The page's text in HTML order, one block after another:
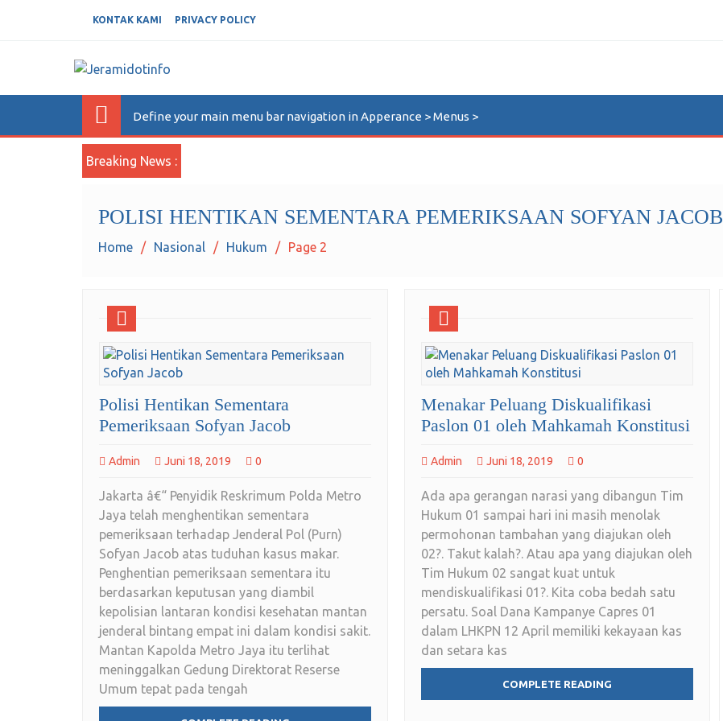
KONTAK KAMI PRIVACY POLICY
Define your main menu bar navigation in Apperance > Menus >
Breaking News :
POLISI HENTIKAN SEMENTARA PEMERIKSAAN SOFYAN JACOB
Home Nasional Hukum Page 2
Polisi Hentikan Sementara
Pemeriksaan Sofyan Jacob
Admin Juni 18, 2019 0
Jakarta â€“ Penyidik Reskrimum Polda Metro
Jaya telah menghentikan sementara
pemeriksaan terhadap Jenderal Pol (Purn)
Sofyan Jacob atas tuduhan kasus makar.
Penghentian pemeriksaan sementara itu
berdasarkan keputusan yang diambil
kepolisian lantaran kondisi kesehatan mantan
jenderal bintang empat ini dalam kondisi sakit.
Mantan Kapolda Metro Jaya itu terlihat
meninggalkan Gedung Direktorat Reserse
Umum tepat pada tengah
Menakar Peluang Diskualifikasi
Paslon 01 oleh Mahkamah Konstitusi
Admin Juni 18, 2019 0
Ada apa gerangan narasi yang dibangun Tim
Hukum 01 sampai hari ini masih menolak
permohonan tambahan yang diajukan oleh
02?. Takut kalah?. Atau apa yang diajukan oleh
Tim Hukum 02 sangat kuat untuk
mendiskualifikasi 01?. Kita coba bedah satu
persatu. Soal Dana Kampanye Capres 01
dalam LHKPN 12 April memiliki kekayaan kas
dan setara kas
COMPLETE READING